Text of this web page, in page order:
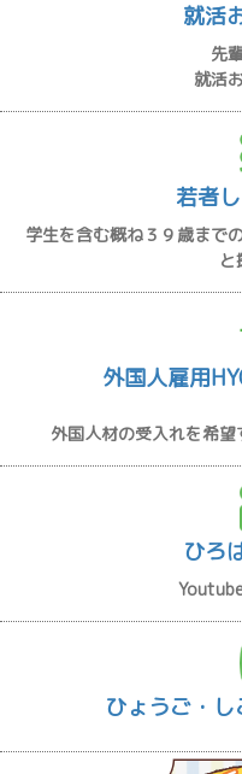
就活
先
就活
若者
学生を含む概ね３９歳まで
と
外国人雇用
外国人材の受入れを希
ひろ
ひょうご・